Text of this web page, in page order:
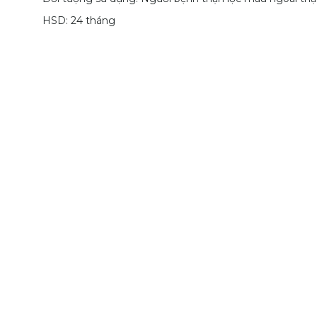
HSD: 24 tháng